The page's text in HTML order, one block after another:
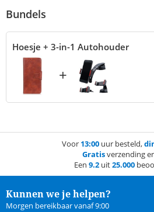
Bundels
Hoesje + 3-in-1 Autohouder
+
Voor 13:00 uur besteld,
Gratisverzending
Een 9.2 uit25.000
Kunnen we je helpen?
Morgen bereikbaar vanaf 9:00